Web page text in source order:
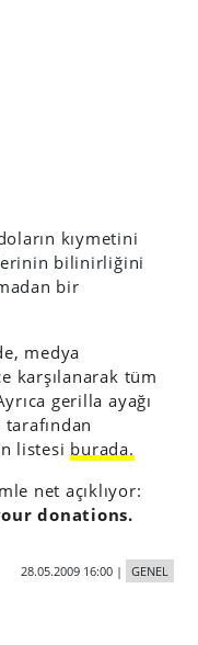
kıymetini
bilinirliğini
bir
medya
karşılanarak tüm
gerilla ayağı
listesi burada.
net açıklıyor:
donations.
28.05.2009 16:00| GENEL